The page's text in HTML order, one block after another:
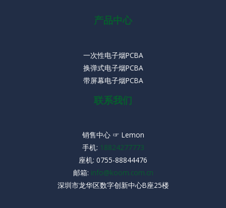
产品中心
一次性电子烟PCBA
换弹式电子烟PCBA
带屏幕电子烟PCBA
联系我们
销售中心 ☞ Lemon
手机: 18824277773
座机: 0755-88844476
邮箱: info@koom.com.cn
深圳市龙华区数字创新中心B座25楼